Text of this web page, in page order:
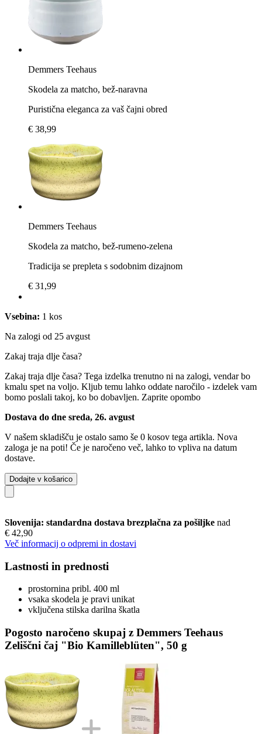
Demmers Teehaus
Skodela za matcho, bež-naravna
Puristična eleganca za vaš čajni obred
€ 38,99
Demmers Teehaus
Skodela za matcho, bež-rumeno-zelena
Tradicija se prepleta s sodobnim dizajnom
€ 31,99
Vsebina: 1 kos
Na zalogi od 25 avgust
Zakaj traja dlje časa?
Zakaj traja dlje časa? Tega izdelka trenutno ni na zalogi, vendar bo
kmalu spet na voljo. Kljub temu lahko oddate naročilo - izdelek vam
bomo poslali takoj, ko bo dobavljen. Zaprite opombo
Dostava do dne sreda, 26. avgust
V našem skladišču je ostalo samo še 0 kosov tega artikla. Nova
zaloga je na poti! Če je naročeno več, lahko to vpliva na datum
dostave.
Dodajte v košarico
Slovenija: standardna dostava brezplačna za pošiljke nad
€ 42,90
Več informacij o odpremi in dostavi
Lastnosti in prednosti
prostornina pribl. 400 ml
vsaka skodela je pravi unikat
vključena stilska darilna škatla
Pogosto naročeno skupaj z Demmers Teehaus
Zeliščni čaj "Bio Kamilleblüten", 50 g